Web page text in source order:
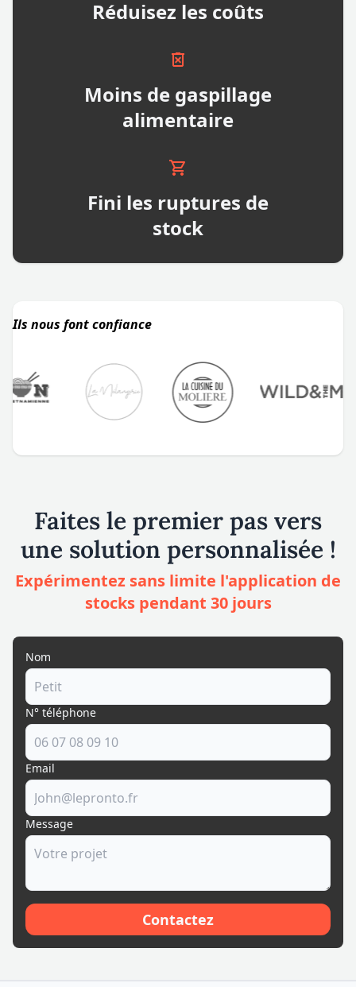
Réduisez les coûts
Moins de gaspillage
alimentaire
Fini les ruptures de
stock
Ils nous font confiance
Faites le premier pas vers
une solution personnalisée !
Expérimentez sans limite l'application de
stocks pendant 30 jours
Nom
N° téléphone
Email
Message
Contactez